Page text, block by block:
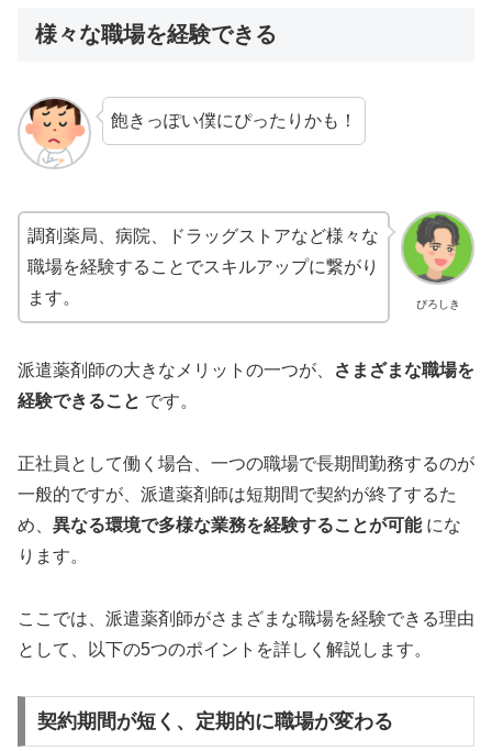
様々な職場を経験できる
飽きっぽい僕にぴったりかも！
ぴろしき
調剤薬局、病院、ドラッグストアなど様々な
職場を経験することでスキルアップに繋がり
ます。
派遣薬剤師の大きなメリットの一つが、
さまざまな職場を
経験できること です。
正社員として働く場合、一つの職場で長期間勤務するのが
一般的ですが、派遣薬剤師は短期間で契約が終了するた
め、 異なる環境で多様な業務を経験することが可能にな
ります。
ここでは、派遣薬剤師がさまざまな職場を経験できる理由
として、以下の5つのポイントを詳しく解説します。
契約期間が短く、定期的に職場が変わる